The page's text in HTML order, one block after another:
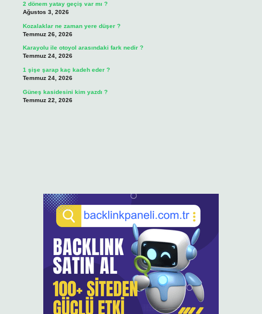
2 dönem yatay geçiş var mı ?
Ağustos 3, 2026
Kozalaklar ne zaman yere düşer ?
Temmuz 26, 2026
Karayolu ile otoyol arasındaki fark nedir ?
Temmuz 24, 2026
1 şişe şarap kaç kadeh eder ?
Temmuz 24, 2026
Güneş kasidesini kim yazdı ?
Temmuz 22, 2026